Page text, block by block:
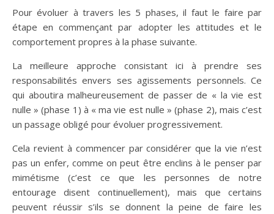
Pour évoluer à travers les 5 phases, il faut le faire par
étape en commençant par adopter les attitudes et le
comportement propres à la phase suivante.
La meilleure approche consistant ici à prendre ses
responsabilités envers ses agissements personnels. Ce
qui aboutira malheureusement de passer de « la vie est
nulle » (phase 1) à « ma vie est nulle » (phase 2), mais c’est
un passage obligé pour évoluer progressivement.
Cela revient à commencer par considérer que la vie n’est
pas un enfer, comme on peut être enclins à le penser par
mimétisme (c’est ce que les personnes de notre
entourage disent continuellement), mais que certains
peuvent réussir s’ils se donnent la peine de faire les